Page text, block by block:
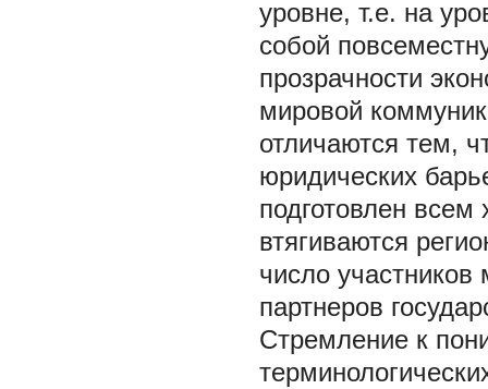
уровне, т.е. на
собой
прозрачности
мировой
отличаются тем,
юридических
подготовлен всем
втягиваются
число
партнеров
Стремление к